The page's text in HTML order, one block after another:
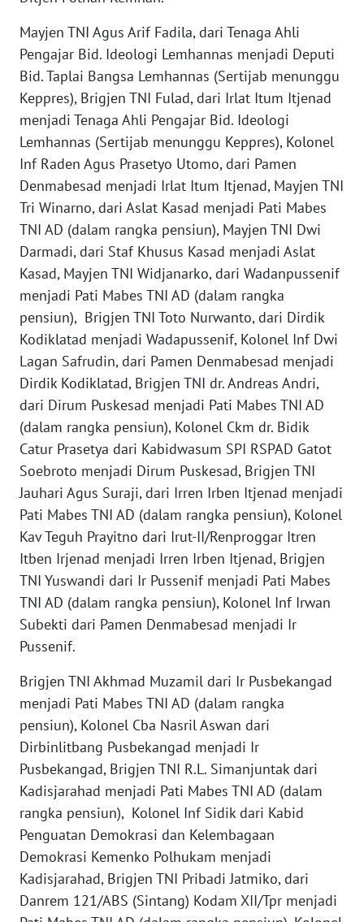
Mayjen TNI Agus Arif Fadila, dari Tenaga Ahli
Pengajar Bid. Ideologi Lemhannas menjadi Deputi
Bid. Taplai Bangsa Lemhannas (Sertijab menunggu
Keppres), Brigjen TNI Fulad, dari Irlat Itum Itjenad
menjadi Tenaga Ahli Pengajar Bid. Ideologi
Lemhannas (Sertijab menunggu Keppres), Kolonel
Inf Raden Agus Prasetyo Utomo, dari Pamen
Denmabesad menjadi Irlat Itum Itjenad, Mayjen TNI
Tri Winarno, dari Aslat Kasad menjadi Pati Mabes
TNI AD (dalam rangka pensiun), Mayjen TNI Dwi
Darmadi, dari Staf Khusus Kasad menjadi Aslat
Kasad, Mayjen TNI Widjanarko, dari Wadanpussenif
menjadi Pati Mabes TNI AD (dalam rangka
pensiun), Brigjen TNI Toto Nurwanto, dari Dirdik
Kodiklatad menjadi Wadapussenif, Kolonel Inf Dwi
Lagan Safrudin, dari Pamen Denmabesad menjadi
Dirdik Kodiklatad, Brigjen TNI dr. Andreas Andri,
dari Dirum Puskesad menjadi Pati Mabes TNI AD
(dalam rangka pensiun), Kolonel Ckm dr. Bidik
Catur Prasetya dari Kabidwasum SPI RSPAD Gatot
Soebroto menjadi Dirum Puskesad, Brigjen TNI
Jauhari Agus Suraji, dari Irren Irben Itjenad menjadi
Pati Mabes TNI AD (dalam rangka pensiun), Kolonel
Kav Teguh Prayitno dari Irut-II/Renproggar Itren
Itben Irjenad menjadi Irren Irben Itjenad, Brigjen
TNI Yuswandi dari Ir Pussenif menjadi Pati Mabes
TNI AD (dalam rangka pensiun), Kolonel Inf Irwan
Subekti dari Pamen Denmabesad menjadi Ir
Pussenif.
Brigjen TNI Akhmad Muzamil dari Ir Pusbekangad
menjadi Pati Mabes TNI AD (dalam rangka
pensiun), Kolonel Cba Nasril Aswan dari
Dirbinlitbang Pusbekangad menjadi Ir
Pusbekangad, Brigjen TNI R.L. Simanjuntak dari
Kadisjarahad menjadi Pati Mabes TNI AD (dalam
rangka pensiun), Kolonel Inf Sidik dari Kabid
Penguatan Demokrasi dan Kelembagaan
Demokrasi Kemenko Polhukam menjadi
Kadisjarahad, Brigjen TNI Pribadi Jatmiko, dari
Danrem 121/ABS (Sintang) Kodam XII/Tpr menjadi
WN
NTB
WN
SULTENG
WN
WN
BABEL
WN
SUMBAR
WN
SUMSEL
WN
BENGKULU
WN
LAMPUNG
WN
JATENG
WN
NUSANTARA
JOGJA
WN
JATIM
BALI
WN
KALBAR
WN
KALTENG